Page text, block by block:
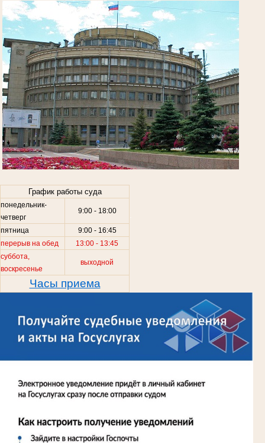
График работы суда
понедельник-
четверг
9:00 - 18:00
пятница
9:00 - 16:45
перерыв на обед
13:00 - 13:45
суббота,
воскресенье
выходной
Часы приема